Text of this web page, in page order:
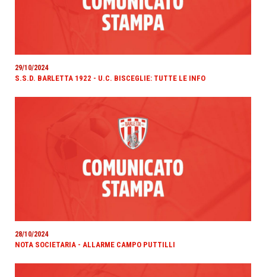
29/10/2024
S.S.D. BARLETTA 1922 - U.C. BISCEGLIE: TUTTE LE INFO
28/10/2024
NOTA SOCIETARIA - ALLARME CAMPO PUTTILLI